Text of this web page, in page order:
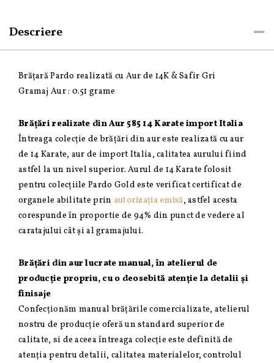
Descriere
Brățară Pardo realizată cu Aur de 14K & Safir Gri
Gramaj Aur : 0.51 grame
Brățări realizate din Aur 585 14 Karate import Italia
Întreaga colecție de brățări din aur este realizată cu aur
de 14 Karate, aur de import Italia, calitatea aurului fiind
astfel la un nivel superior. Aurul de 14 Karate folosit
pentru colecțiile Pardo Gold este verificat certificat de
organele abilitate prin autorizația emisă, astfel acesta
corespunde în proportie de 94% din punct de vedere al
caratajului cât și al gramajului.
Brățări din aur lucrate manual, în atelierul de
producție propriu, cu o deosebită atenție la detalii și
finisaje
Confecționăm manual brățările comercializate, atelierul
nostru de producție oferă un standard superior de
calitate, si de aceea întreaga colecție este definită de
atenția pentru detalii, calitatea materialelor, controlul